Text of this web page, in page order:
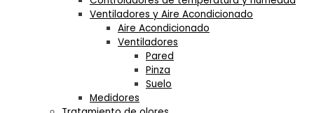
Ventiladores y Aire Acondicionado
Aire Acondicionado
Ventiladores
Pared
Pinza
Suelo
Medidores